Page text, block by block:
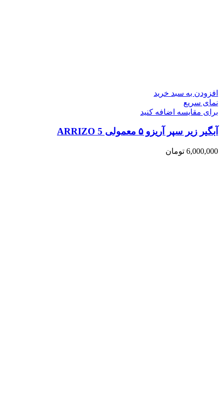
افزودن به سبد خرید
نمای سریع
برای مقایسه اضافه کنید
آبگیر زیر سپر آریزو ۵ معمولی ARRIZO 5
6,000,000 تومان